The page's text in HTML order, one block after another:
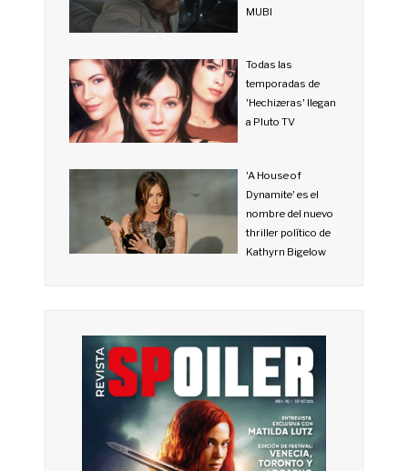
MUBI
Todas las
temporadas de
'Hechizeras' llegan
a Pluto TV
'A House of
Dynamite' es el
nombre del nuevo
thriller político de
Kathyrn Bigelow